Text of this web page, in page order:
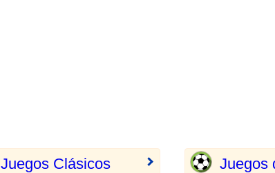
Juegos Clásicos Juegos